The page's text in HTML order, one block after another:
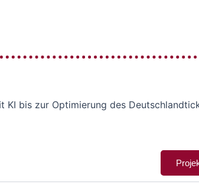
KI bis zur Optimierung des